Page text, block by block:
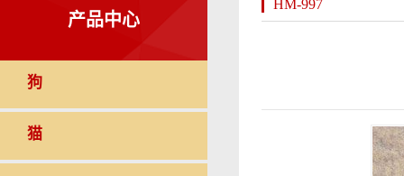
产品中心
狗
猫
HM-997